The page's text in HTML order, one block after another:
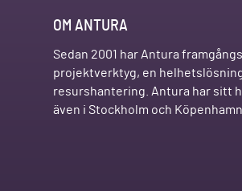
OM ANTURA
Sedan 2001 har Antura
projektverktyg, en
resurshantering. Antura har sitt
även i Stockholm och Köpenhamn.